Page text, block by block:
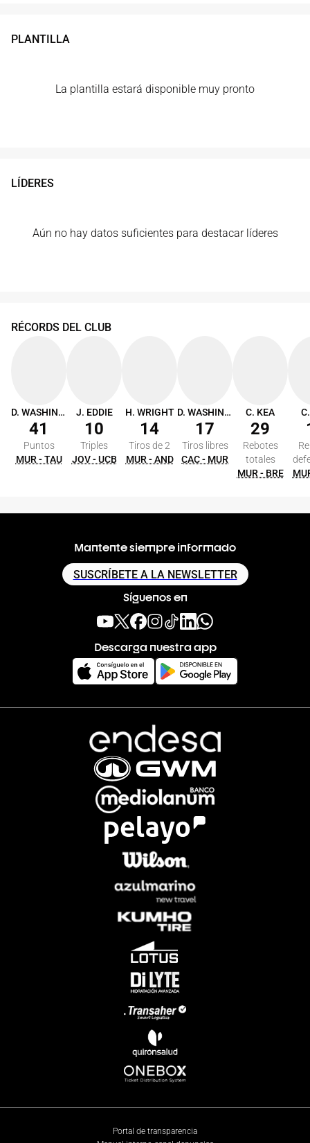
PLANTILLA
La plantilla estará disponible muy pronto
LÍDERES
Aún no hay datos suficientes para destacar líderes
RÉCORDS DEL CLUB
D. WASHINGTON
41
Puntos
MUR - TAU
J. EDDIE
10
Triples
JOV - UCB
H. WRIGHT
14
Tiros de 2
MUR - AND
D. WASHINGTON
17
Tiros libres
CAC - MUR
C. KEA
29
Rebotes
totales
MUR - BRE
Mantente siempre informado
SUSCRÍBETE A LA NEWSLETTER
Síguenos en
Descarga nuestra app
Portal de transparencia